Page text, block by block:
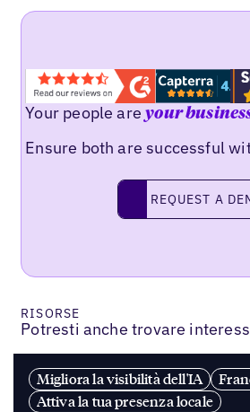
Your people areyour
Ensure both are successful
request a demo
REQUEST A
RISORSE
Potresti anche trovare
Migliora la visibilità dell'IA
Attiva la tua presenza locale